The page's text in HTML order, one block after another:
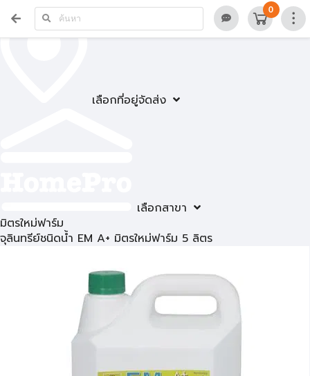
เลือกที่อยู่จัดส่ง
เลือกสาขา
0
มิตรใหม่ฟาร์ม
จุลินทรีย์ชนิดน้ำ EM A+ มิตรใหม่ฟาร์ม 5 ลิตร